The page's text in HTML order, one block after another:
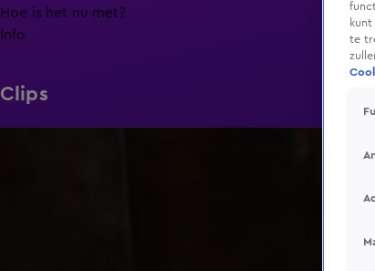
Hoe is het nu met?
Info
Clips
te